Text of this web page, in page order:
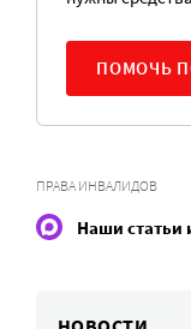
ПОМОЧЬ
ПРАВА ИНВАЛИДОВ
Наши статьи